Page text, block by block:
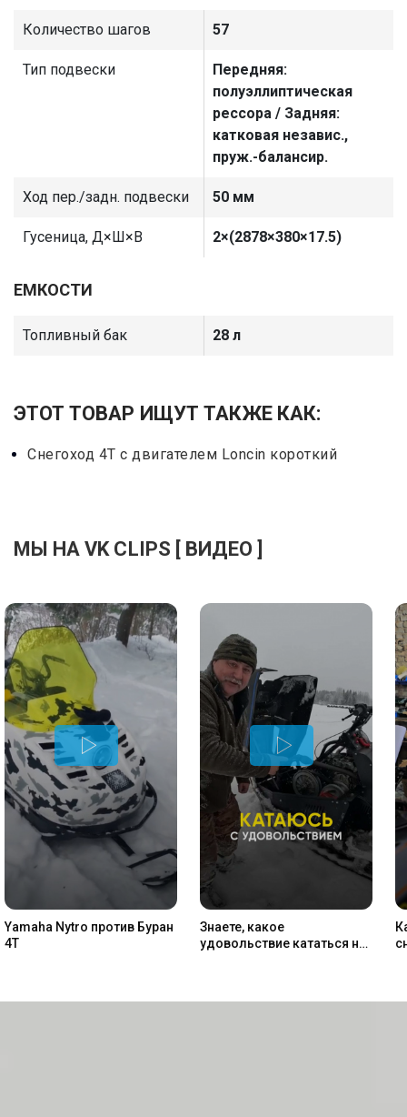
Количество шагов 57
Тип подвески
Передняя:
полуэллиптическая
рессора / Задняя:
катковая независ.,
пруж.-балансир.
Ход пер./задн. подвески 50 мм
Гусеница, Д×Ш×В 2×(2878×380×17.5)
ЕМКОСТИ
Топливный бак 28 л
ЭТОТ ТОВАР ИЩУТ ТАКЖЕ КАК:
Снегоход 4Т с двигателем Loncin короткий
МЫ НА VK CLIPS [ ВИДЕО ]
Yamaha Nytro против Буран
4Т
Знаете, какое
удовольствие кататься на